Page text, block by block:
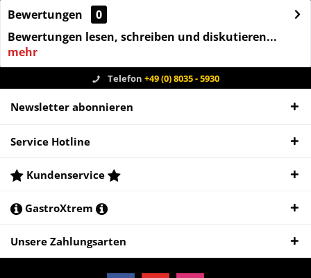
Bewertungen
0
Bewertungen lesen, schreiben und diskutieren...
mehr
Telefon +49 (0) 8035 - 5930
Newsletter abonnieren
Service Hotline
Kundenservice
GastroXtrem
Unsere Zahlungsarten